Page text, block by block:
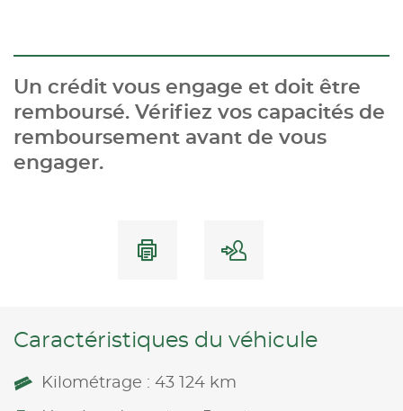
Un crédit vous engage et doit être
remboursé. Vérifiez vos capacités de
remboursement avant de vous
engager.
Caractéristiques du véhicule
Kilométrage : 43 124 km